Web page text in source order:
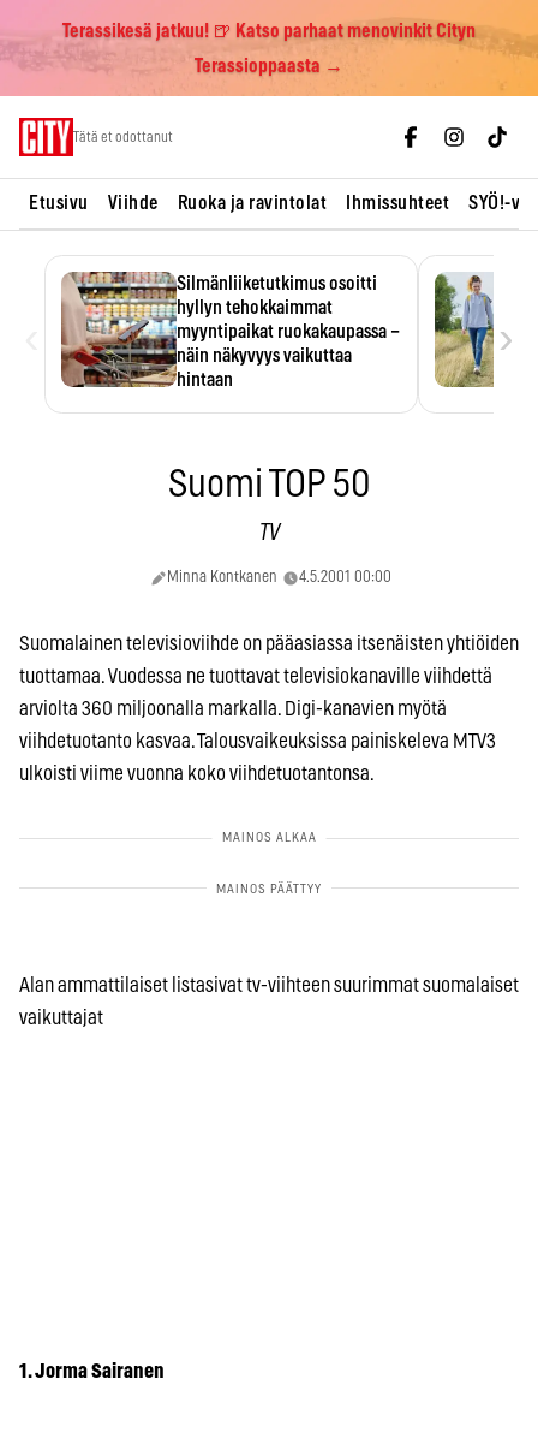
Terassikesä jatkuu! 🍺 Katso parhaat menovinkit Cityn
Terassioppaasta →
Tätä et odottanut
Etusivu Viihde Ruoka ja ravintolat Ihmissuhteet SYÖ!-
Silmänliiketutkimus osoitti
hyllyn tehokkaimmat
myyntipaikat ruokakaupassa –
näin näkyvyys vaikuttaa
hintaan
›
Suomi TOP 50
TV
Minna Kontkanen 4.5.2001 00:00
Suomalainen televisioviihde on pääasiassa itsenäisten yhtiöiden
tuottamaa. Vuodessa ne tuottavat televisiokanaville viihdettä
arviolta 360 miljoonalla markalla. Digi-kanavien myötä
viihdetuotanto kasvaa. Talousvaikeuksissa painiskeleva MTV3
ulkoisti viime vuonna koko viihdetuotantonsa.
Alan ammattilaiset listasivat tv-viihteen suurimmat suomalaiset
vaikuttajat
1. Jorma Sairanen